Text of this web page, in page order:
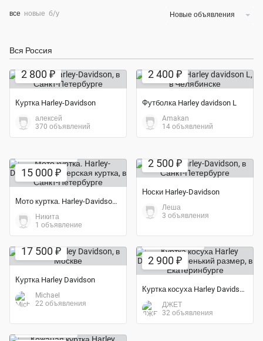
все новые б/у Новые объявления
Вся Россия
2 800 ₽
Куртка Harley-Davidson
алексей
370 объявлений
2 400 ₽
Футболка Harley davidson L
Amakan
14 объявлений
15 000 ₽
Мото куртка. Harley-Davidson. Байкерская куртка
Никита
1 объявление
2 500 ₽
Носки Harley-Davidson
Леша
3 объявления
17 500 ₽
Куртка Harley Davidson
Michael
22 объявления
2 900 ₽
Куртка косуха Harley Davidson маленький размер
ДЖЕТ
32 объявления